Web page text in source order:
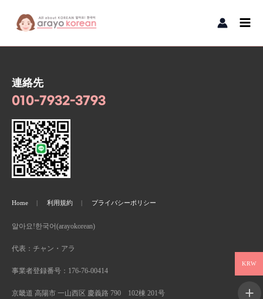
連絡先
010-7932-3793
Home 利用規約 プライバシーポリシー
알아요!한국어(arayokorean)
代表：チャン・アラ
事業者登録番号：176-76-00414
京畿道 高陽市 一山西区 慶義路 790 102棟 201号
KRW